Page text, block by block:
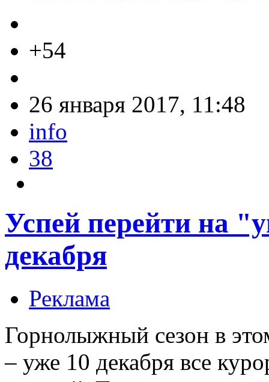
+54
26 января 2017, 11:48
info
38
Успей перейти на
декабря
Реклама
Горнолыжный сезон в
– уже 10 декабря все